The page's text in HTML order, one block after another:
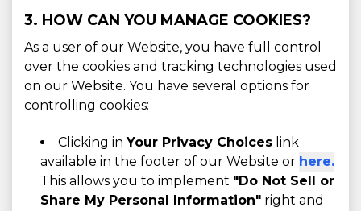
3. HOW CAN YOU MANAGE COOKIES?
As a user of our Website, you have full control
over the cookies and tracking technologies used
on our Website. You have several options for
controlling cookies:
Clicking inYour Privacy Choices link
available in the footer of our Website or here.
This allows you to implement "Do Not Sell or
Share My Personal Information" right and